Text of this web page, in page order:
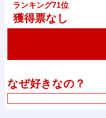
ランキング71位
獲得票なし
なぜ好きなの？